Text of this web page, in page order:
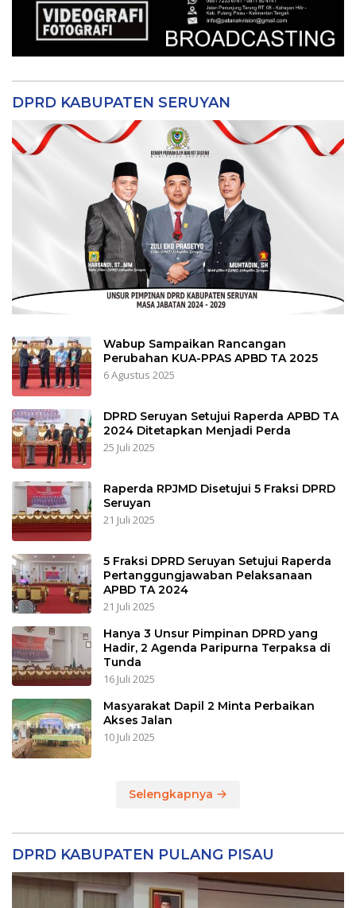
DPRD KABUPATEN SERUYAN
Wabup Sampaikan Rancangan
Perubahan KUA-PPAS APBD TA 2025
6 Agustus 2025
DPRD Seruyan Setujui Raperda APBD TA
2024 Ditetapkan Menjadi Perda
25 Juli 2025
Raperda RPJMD Disetujui 5 Fraksi DPRD
Seruyan
21 Juli 2025
5 Fraksi DPRD Seruyan Setujui Raperda
Pertanggungjawaban Pelaksanaan
APBD TA 2024
21 Juli 2025
Hanya 3 Unsur Pimpinan DPRD yang
Hadir, 2 Agenda Paripurna Terpaksa di
Tunda
16 Juli 2025
Masyarakat Dapil 2 Minta Perbaikan
Akses Jalan
10 Juli 2025
Selengkapnya
DPRD KABUPATEN PULANG PISAU